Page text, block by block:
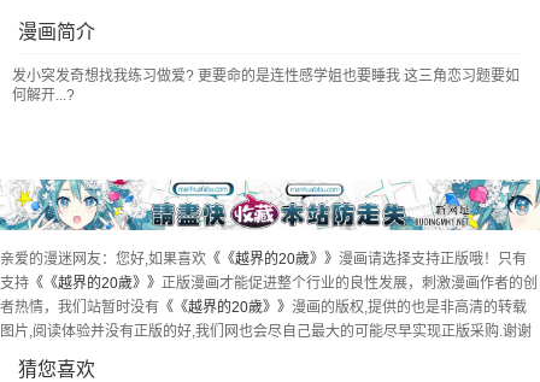
第37話
第41話
第49話 最終話
漫画简介
发小突发奇想找我练习做爱? 更要命的是连性感学姐也要睡我 这三角恋习题要如
何解开...?
亲爱的漫迷网友：您好,如果喜欢 《《越界的20歲》》 漫画请选择支持正版哦！只有
支持 《《越界的20歲》》 正版漫画才能促进整个行业的良性发展，刺激漫画作者的创
者热情，我们站暂时没有 《《越界的20歲》》 漫画的版权,提供的也是非高清的转载
图片,阅读体验并没有正版的好,我们网也会尽自己最大的可能尽早实现正版采购.谢谢
猜您喜欢